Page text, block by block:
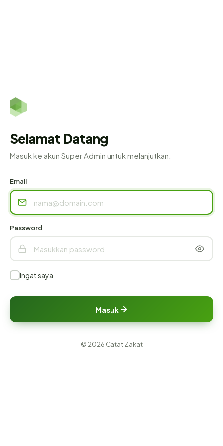
Selamat Datang
Masuk ke akun Super Admin untuk melanjutkan.
Email
Password
Ingat saya
Masuk
© 2026 Catat Zakat